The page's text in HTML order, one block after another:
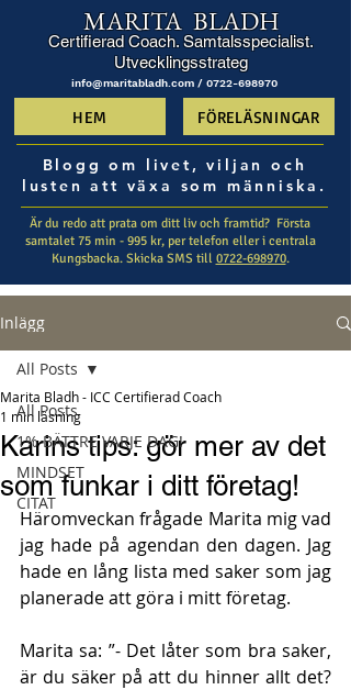
MARITA BLADH
Certifierad Coach. Samtalsspecialist.
Utvecklingsstrateg
info@maritabladh.com / 0722-698970
HEM FÖRELÄSNINGAR
Blogg om livet, viljan och
lusten att växa som människa.
Är du redo att prata om ditt liv och framtid? ​ Första
samtalet 75 min - 995 kr, per telefon eller i centrala
Kungsbacka. Skicka SMS till 0722-698970.
Inlägg
All Posts
1% BÄTTRE VARJE DAG!
MINDSET
CITAT
All Posts
Karins tips: gör mer av det
som funkar i ditt företag!
Marita Bladh - ICC Certifierad Coach
1 min läsning
Häromveckan frågade Marita mig vad
jag hade på agendan den dagen. Jag
hade en lång lista med saker som jag
planerade att göra i mitt företag.
Marita sa: ”- Det låter som bra saker,
är du säker på att du hinner allt det?